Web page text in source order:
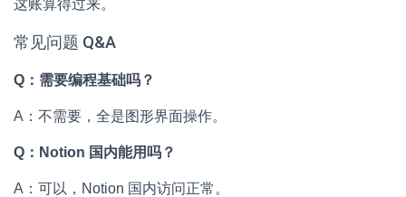
这账算得过来。
常见问题 Q&A
Q：需要编程基础吗？
A：不需要，全是图形界面操作。
Q：Notion 国内能用吗？
A：可以，Notion 国内访问正常。